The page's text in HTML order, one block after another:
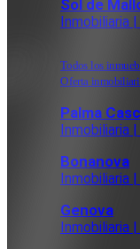
Sol de
Inmobiliaria
Todos los
Oferta
Palma
Inmobiliaria
Bonanova
Inmobiliaria
Genova
Inmobiliaria